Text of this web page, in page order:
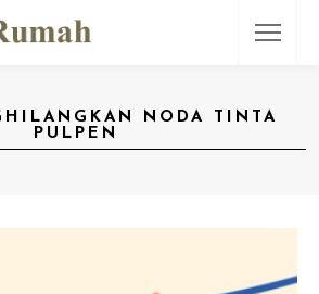
NODA TINTA
PULPEN